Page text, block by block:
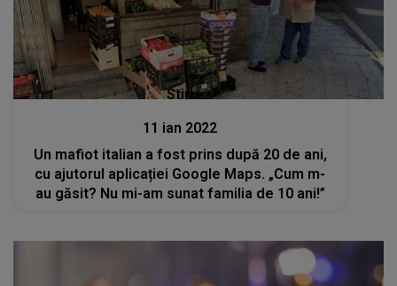
Stiri
11 ian 2022
Un mafiot italian a fost prins după 20 de ani,
cu ajutorul aplicației Google Maps. „Cum m-
au găsit? Nu mi-am sunat familia de 10 ani!”